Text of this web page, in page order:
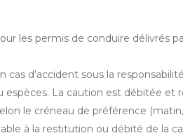
les permis de conduire délivrés
cas d’accident sous la
La caution est débitée et
le créneau de préférence
à la restitution ou débité de la